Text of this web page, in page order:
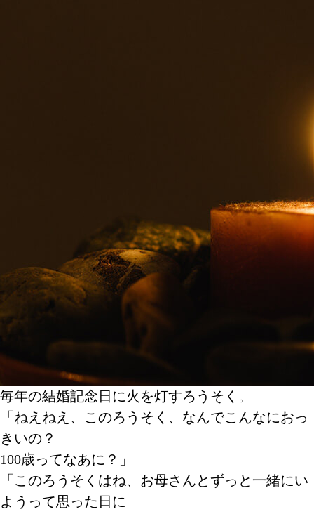
毎年の結婚記念日に火を灯すろうそく。
「ねえねえ、このろうそく、なんでこんなにおっ
きいの？
100歳ってなあに？」
「このろうそくはね、お母さんとずっと一緒にい
ようって思った日に